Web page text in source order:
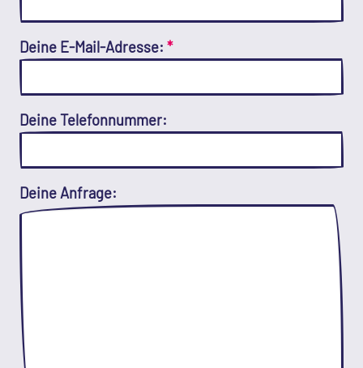
Deine E-Mail-Adresse: *
Deine Telefonnummer:
Deine Anfrage: